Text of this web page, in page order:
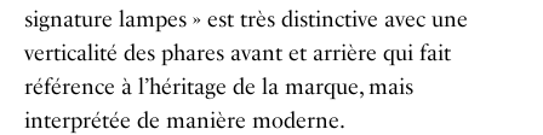
signature lampes » est très distinctive avec une
verticalité des phares avant et arrière qui fait
référence à l’héritage de la marque, mais
interprétée de manière moderne.